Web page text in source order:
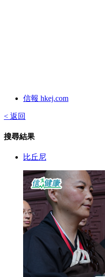
信報 hkej.com
< 返回
搜尋結果
比丘尼